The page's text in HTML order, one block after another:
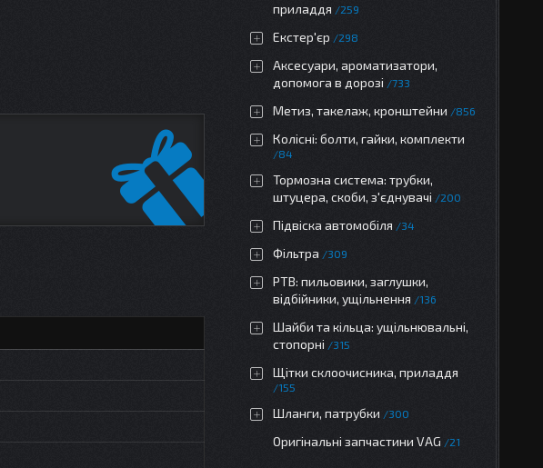
приладдя
259
Екстер'єр 298
Аксесуари, ароматизатори,
допомога в дорозі
733
Метиз, такелаж, кронштейни 856
Колісні: болти, гайки, комплекти
84
Тормозна система: трубки,
штуцера, скоби, з'єднувачі
200
Підвіска автомобіля 34
Фільтра 309
РТВ: пильовики, заглушки,
відбійники, ущільнення
136
Шайби та кільца: ущільнювальні,
стопорні
315
Щітки склоочисника, приладдя
155
Шланги, патрубки 300
Оригінальні запчастини VAG 21